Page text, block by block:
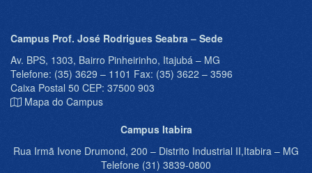
Campus Prof. José Rodrigues Seabra – Sede
Av. BPS, 1303, Bairro Pinheirinho, Itajubá – MG
Telefone: (35) 3629 – 1101 Fax: (35) 3622 – 3596
Caixa Postal 50 CEP: 37500 903
Mapa do Campus
Campus Itabira
Rua Irmã Ivone Drumond, 200 – Distrito Industrial II,Itabira – MG
Telefone (31) 3839-0800